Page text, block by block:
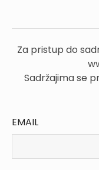
Za pristup do
Sadržajima se
EMAIL